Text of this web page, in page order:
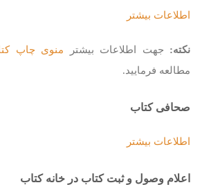
اطلاعات بیشتر
نکته: جهت اطلاعات بیشتر منوی چاپ
مطالعه فرمایید.
صحافی کتاب
اطلاعات بیشتر
اعلام وصول و ثبت کتاب در خانه کتاب